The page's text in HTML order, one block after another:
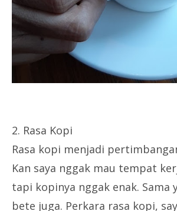
2. Rasa Kopi
Rasa kopi menjadi
Kan saya nggak mau tempat
tapi kopinya nggak enak. Sama
bete juga. Perkara rasa kopi,